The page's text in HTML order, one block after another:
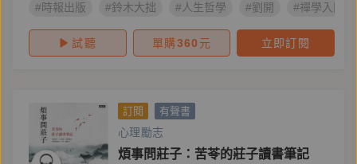
#時報出版 #鈴木大拙 #人生哲學 #劉開 #禪學入門
試聽 單購360 元 立即訂閱
訂閱 有聲書
心理勵志
煩事問莊子：苦苓的莊子讀書筆記